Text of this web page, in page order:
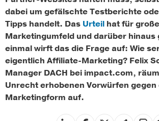
dabei um gefälschte Testberichte
Tipps handelt. Das Urteil hat für
Marketingumfeld und darüber hinaus
einmal wirft das die Frage auf: Wie
eigentlich Affiliate-Marketing? Felix
Manager DACH bei impact.com,
Unrecht erhobenen Vorwürfen gegen
Marketingform auf.